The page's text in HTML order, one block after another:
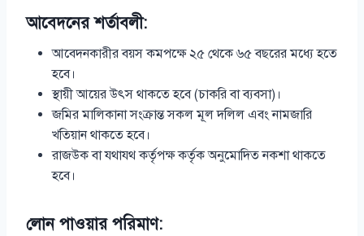
আবেদনের শর্তাবলী:
আবেদনকারীর বয়স কমপক্ষে ২৫ থেকে ৬৫ বছরের মধ্যে হতে
হবে।
স্থায়ী আয়ের উৎস থাকতে হবে (চাকরি বা ব্যবসা)।
জমির মালিকানা সংক্রান্ত সকল মূল দলিল এবং নামজারি
খতিয়ান থাকতে হবে।
রাজউক বা যথাযথ কর্তৃপক্ষ কর্তৃক অনুমোদিত নকশা থাকতে
হবে।
লোন পাওয়ার পরিমাণ: